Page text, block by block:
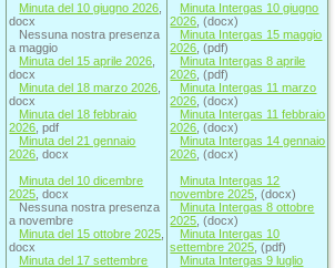
Minuta del 10 giugno 2026
docx
Nessuna nostra presenza
a maggio
Minuta del 15 aprile 2026
docx
Minuta del 18 marzo 2026
docx
Minuta del 18 febbraio
2026 , pdf
Minuta del 21 gennaio
2026 , docx
Minuta del 10 dicembre
2025 , docx
Nessuna nostra presenza
a novembre
Minuta del 15 ottobre 2025
docx
Minuta del 17 settembre
Minuta Intergas 10 giugno
2026 , (docx)
Minuta Intergas 15 maggio
2026 , (pdf)
Minuta Intergas 8 aprile
2026 , (pdf)
Minuta Intergas 11 marzo
2026 , (docx)
Minuta Intergas 11 febbraio
2026 , (docx)
Minuta Intergas 14 gennaio
2026 , (docx)
Minuta Intergas 12
novembre 2025 , (docx)
Minuta Intergas 8 ottobre
2025 , (docx)
Minuta Intergas 10
settembre 2025 , (pdf)
Minuta Intergas 9 luglio